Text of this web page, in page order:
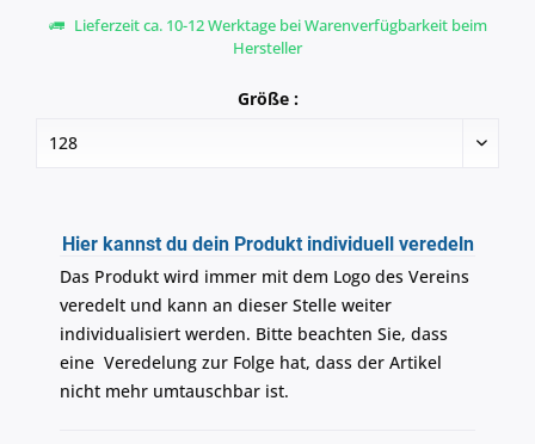
Lieferzeit ca. 10-12 Werktage bei Warenverfügbarkeit beim
Hersteller
Größe :
Hier kannst du dein Produkt individuell veredeln
Das Produkt wird immer mit dem Logo des Vereins
veredelt und kann an dieser Stelle weiter
individualisiert werden. Bitte beachten Sie, dass
eine Veredelung zur Folge hat, dass der Artikel
nicht mehr umtauschbar ist.